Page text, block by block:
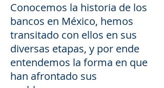
Conocemos la historia de los
bancos en México, hemos
transitado con ellos en sus
diversas etapas, y por ende
entendemos la forma en que
han afrontado sus